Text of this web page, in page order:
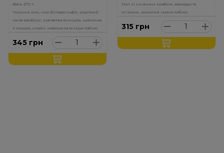
Вага: 270 г.
Чорний рис, сир Філадельфія, хрусткий
салат айсберг, креветка темпура, шапочка
з лосося, спайсі майонеза та ікри тобіко
345 грн
Рол зі сніжним крабом, авокадо та
огірком, вкритий ікрою тобіко
315 грн